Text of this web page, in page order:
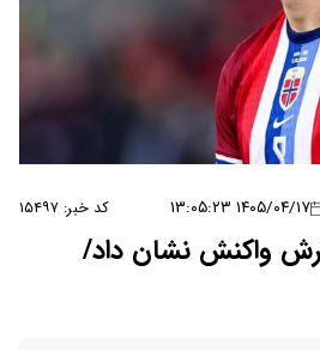
۱۴۰۵/۰۴/۱۷ ۱۳:۰۵:۲۳ کد خبر: ۱۵۴۹۷
واکنش نشان داد/